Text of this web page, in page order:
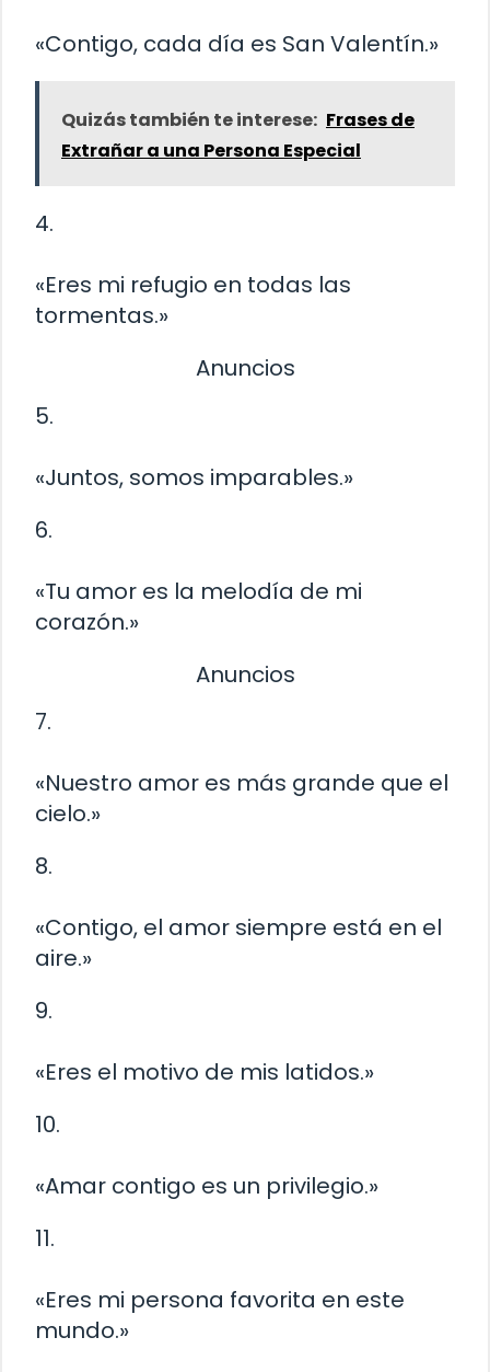
«Contigo, cada día es San Valentín.»
Quizás también te interese: Frases de
Extrañar a una Persona Especial
4.
«Eres mi refugio en todas las
tormentas.»
Anuncios
5.
«Juntos, somos imparables.»
6.
«Tu amor es la melodía de mi
corazón.»
Anuncios
7.
«Nuestro amor es más grande que el
cielo.»
8.
«Contigo, el amor siempre está en el
aire.»
9.
«Eres el motivo de mis latidos.»
10.
«Amar contigo es un privilegio.»
11.
«Eres mi persona favorita en este
mundo.»